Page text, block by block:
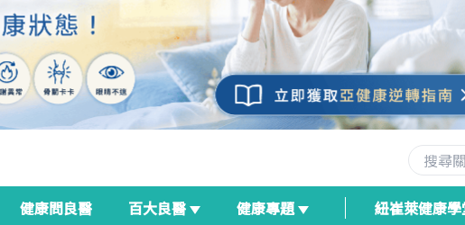
健康問良醫 百大良醫 健康專題 紐崔萊健康學